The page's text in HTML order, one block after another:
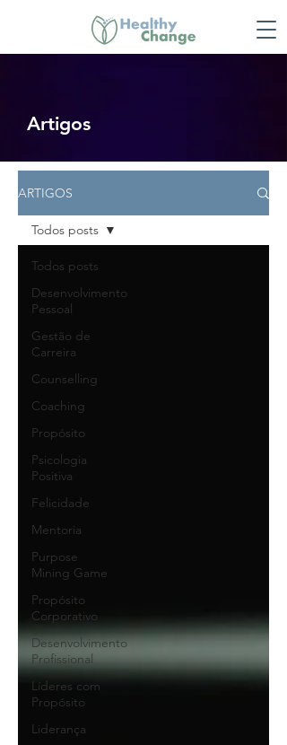
Artigos
ARTIGOS
Todos posts
Desenvolvimento
Pessoal
Gestão de
Carreira
Counselling
Coaching
Propósito
Psicologia
Positiva
Felicidade
Mentoria
Purpose
Mining Game
Propósito
Corporativo
Desenvolvimento
Profissional
Líderes com
Propósito
Liderança
Todos posts